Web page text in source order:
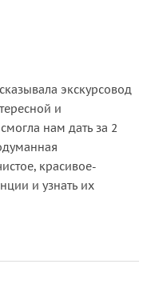
экскурсовод
и
нам дать за 2
красивое-
и узнать их